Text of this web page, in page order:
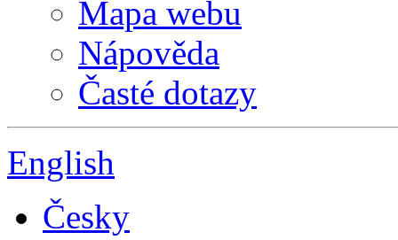
Mapa webu
Nápověda
Časté dotazy
English
Česky